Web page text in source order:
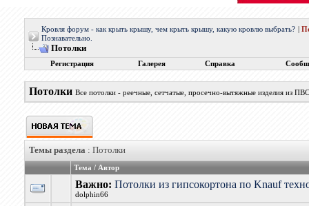
Кровля форум - как крыть крышу, чем крыть крышу, какую кровлю выбрать?
Познавательно.
Потолки
Регистрация Галерея Справка
Потолки Все потолки - реечные, сетчатые, просечно-вытяжные изделия из
Темы раздела: Потолки
Тема / Автор
Важно: Потолки из гипсокортона по Knauf
dolphin66